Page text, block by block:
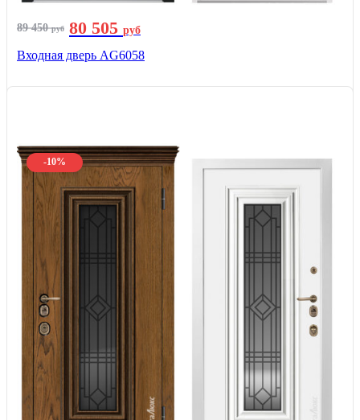
89 450руб 80 505 руб
Входная дверь AG6058
-10%